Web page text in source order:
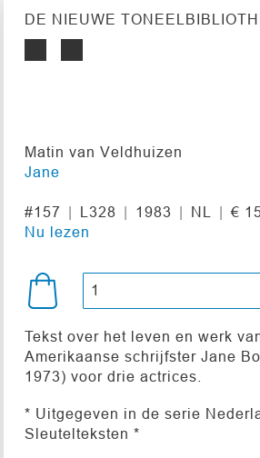
DE NIEUWE
Matin van Veldhuizen
Jane
#157 L328 1983 NL
€
Nu lezen
Tekst over het leven en werk
Amerikaanse schrijfster Jane
1973) voor drie actrices.
* Uitgegeven in de serie
Sleutelteksten *